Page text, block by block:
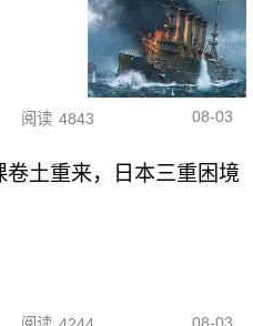
阅读 4843 08-03
土重来，日本三重困境
08-03